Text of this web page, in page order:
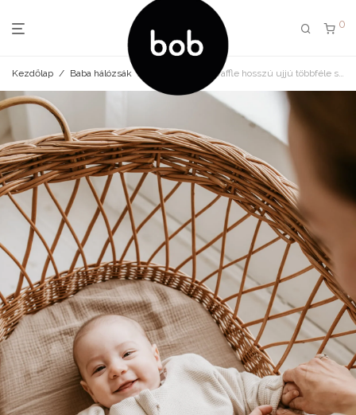
0
Kezdőlap / Baba hálózsák / Baba hálózsák waffle hosszú ujjú többféle színben és méretben